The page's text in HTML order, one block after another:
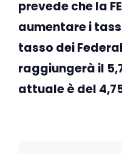
prevede che la
aumentare i
tasso dei
raggiungerà il
attuale è del